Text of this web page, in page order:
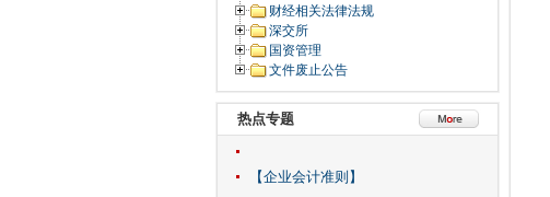
财经相关法律法规
深交所
国资管理
文件废止公告
热点专题
【企业会计准则】